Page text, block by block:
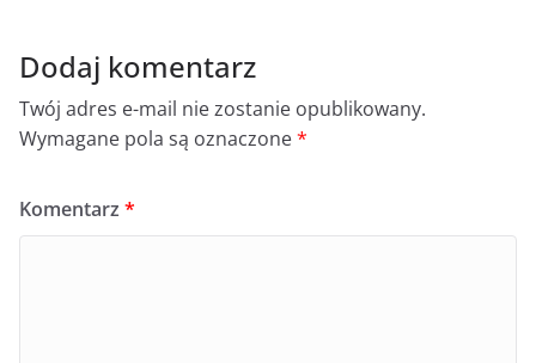
Dodaj komentarz
Twój adres e-mail nie zostanie opublikowany.
Wymagane pola są oznaczone*
Komentarz *